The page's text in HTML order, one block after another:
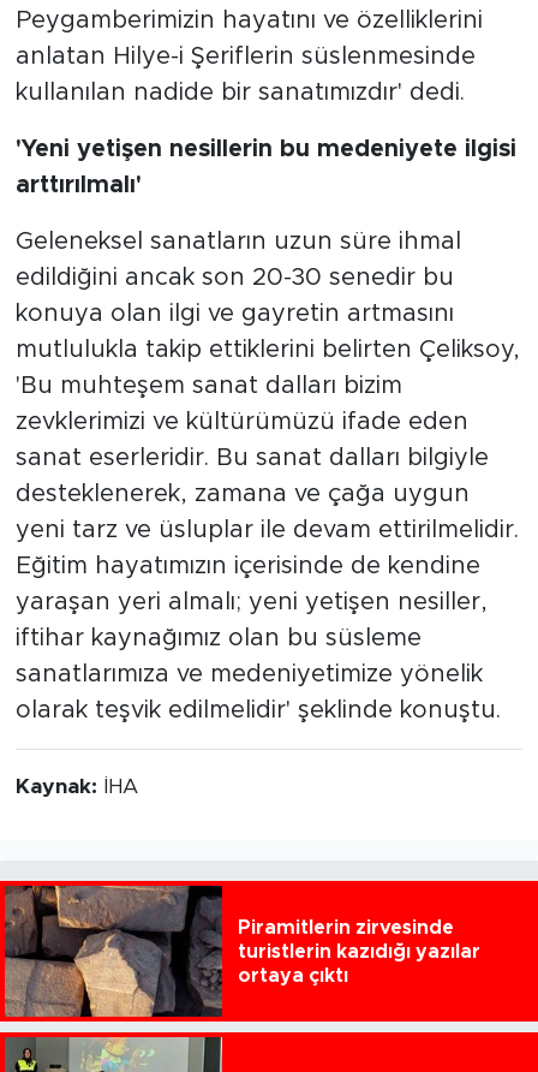
Peygamberimizin hayatını ve özelliklerini
anlatan Hilye-i Şeriflerin süslenmesinde
kullanılan nadide bir sanatımızdır' dedi.
'Yeni yetişen nesillerin bu medeniyete ilgisi
arttırılmalı'
Geleneksel sanatların uzun süre ihmal
edildiğini ancak son 20-30 senedir bu
konuya olan ilgi ve gayretin artmasını
mutlulukla takip ettiklerini belirten Çeliksoy,
'Bu muhteşem sanat dalları bizim
zevklerimizi ve kültürümüzü ifade eden
sanat eserleridir. Bu sanat dalları bilgiyle
desteklenerek, zamana ve çağa uygun
yeni tarz ve üsluplar ile devam ettirilmelidir.
Eğitim hayatımızın içerisinde de kendine
yaraşan yeri almalı; yeni yetişen nesiller,
iftihar kaynağımız olan bu süsleme
sanatlarımıza ve medeniyetimize yönelik
olarak teşvik edilmelidir' şeklinde konuştu.
Kaynak: İHA
Piramitlerin zirvesinde
turistlerin kazıdığı yazılar
ortaya çıktı